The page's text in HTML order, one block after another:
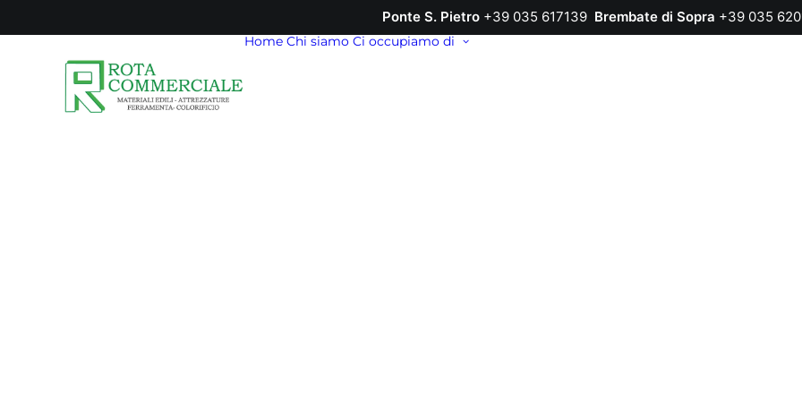
Ponte S. Pietro +39 035 617139 Brembate di Sopra +39 035
Home Chi siamo Ci occupiamo di